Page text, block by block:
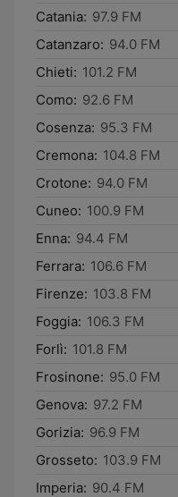
Catania: 97.9 FM
Catanzaro: 94.0 FM
Chieti: 101.2 FM
Como: 92.6 FM
Cosenza: 95.3 FM
Cremona: 104.8 FM
Crotone: 94.0 FM
Cuneo: 100.9 FM
Enna: 94.4 FM
Ferrara: 106.6 FM
Firenze: 103.8 FM
Foggia: 106.3 FM
Forlì: 101.8 FM
Frosinone: 95.0 FM
Genova: 97.2 FM
Gorizia: 96.9 FM
Grosseto: 103.9 FM
Imperia: 90.4 FM